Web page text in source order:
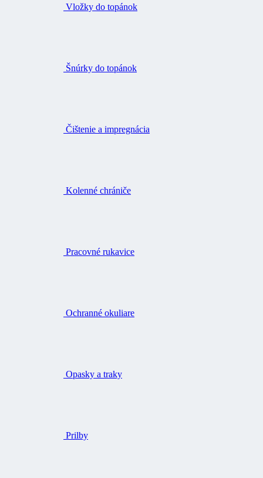
Vložky do topánok
Šnúrky do topánok
Čištenie a impregnácia
Kolenné chrániče
Pracovné rukavice
Ochranné okuliare
Opasky a traky
Prilby